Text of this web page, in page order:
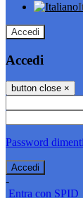
Accedi
Accedi
button close ×
Password
-
Entra con SPID